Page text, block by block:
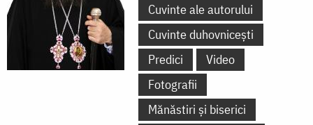
Cuvinte ale autorului
Cuvinte duhovnicești
Predici
Video
Fotografii
Mănăstiri și biserici